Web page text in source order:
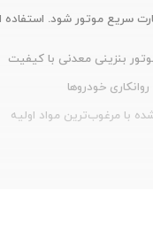
سریع موتور شود.
بنزینی معدنی با کیفیت
خودروها
با مرغوب‌ترین مواد اولیه